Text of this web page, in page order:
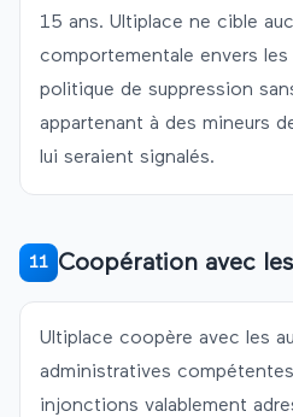
15 ans. Ultiplace ne cible
comportementale envers
politique de suppression
appartenant à des mineurs
lui seraient signalés.
11 Coopération avec
Ultiplace coopère avec les
administratives
injonctions valablement